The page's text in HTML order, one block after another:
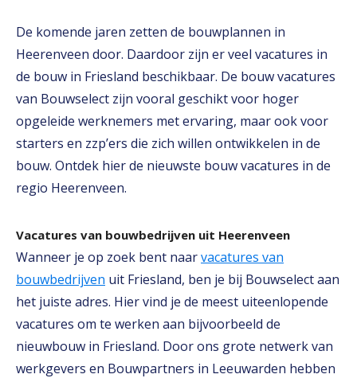
De komende jaren zetten de bouwplannen in
Heerenveen door. Daardoor zijn er veel vacatures in
de bouw in Friesland beschikbaar. De bouw vacatures
van Bouwselect zijn vooral geschikt voor hoger
opgeleide werknemers met ervaring, maar ook voor
starters en zzp’ers die zich willen ontwikkelen in de
bouw. Ontdek hier de nieuwste bouw vacatures in de
regio Heerenveen.
Vacatures van bouwbedrijven uit Heerenveen
Wanneer je op zoek bent naarvacatures van
bouwbedrijven uit Friesland, ben je bij Bouwselect aan
het juiste adres. Hier vind je de meest uiteenlopende
vacatures om te werken aan bijvoorbeeld de
nieuwbouw in Friesland. Door ons grote netwerk van
werkgevers en Bouwpartners in Leeuwarden hebben